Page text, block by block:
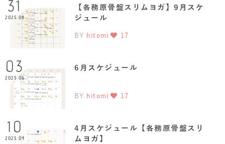
31
2025.08
【各務原骨盤スリムヨガ】9月スケ
ジュール
BY hitomi 17
03
2025.06
6月スケジュール
BY hitomi 17
10
2025.04
4月スケジュール【各務原骨盤スリ
ムヨガ】